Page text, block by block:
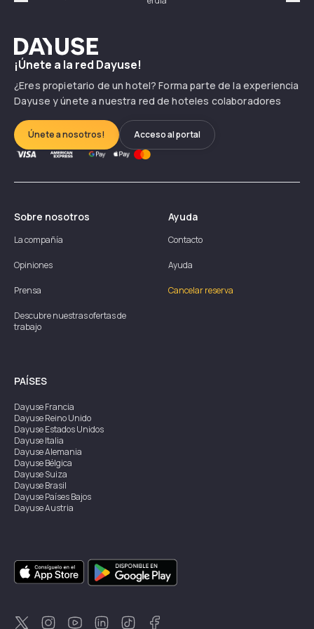
Dayuse
¡Únete a la red Dayuse!
¿Eres propietario de un hotel? Forma parte de la experiencia
Dayuse y únete a nuestra red de hoteles colaboradores
Únete a nosotros! Acceso al portal
Sobre nosotros
La compañía
Opiniones
Prensa
Descubre nuestras ofertas de
trabajo
Ayuda
Contacto
Ayuda
Cancelar reserva
PAÍSES
DayuseFrancia
DayuseReino Unido
DayuseEstados Unidos
DayuseItalia
DayuseAlemania
DayuseBélgica
DayuseSuiza
DayuseBrasil
DayusePaíses Bajos
DayuseAustria
DayuseSingapur
DayuseSuecia
DayuseTailandia
DayuseNueva Zelanda